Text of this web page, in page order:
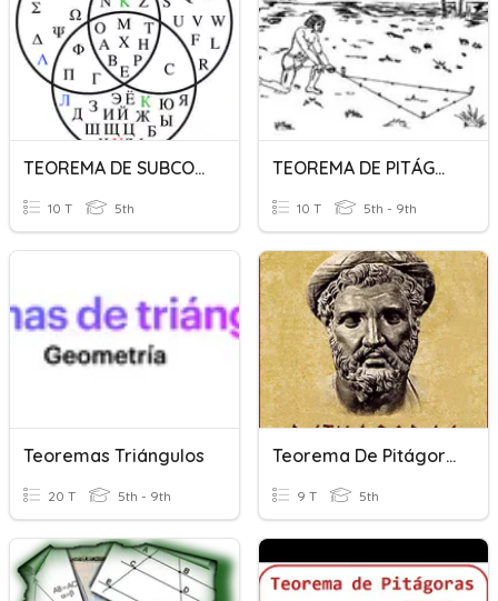
TEOREMA DE SUBCONJUNTOS
10 T 5th
TEOREMA DE PITÁGORAS
10 T 5th - 9th
Teoremas Triángulos
20 T 5th - 9th
Teorema De Pitágoras
9 T 5th